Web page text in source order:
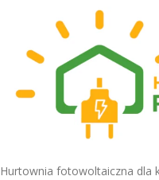
Hurtownia fotowoltaiczna dla